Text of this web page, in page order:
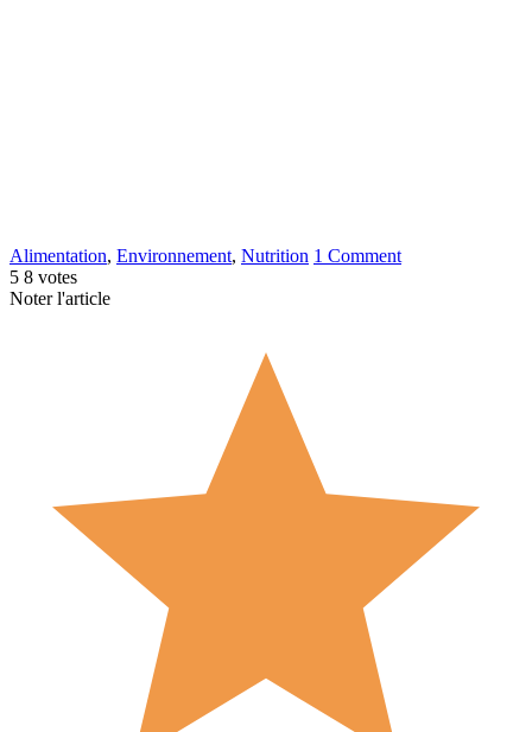
Alimentation, Environnement, Nutrition 1 Comment
5 8 votes
Noter l'article